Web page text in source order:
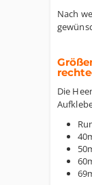
Nach
Die